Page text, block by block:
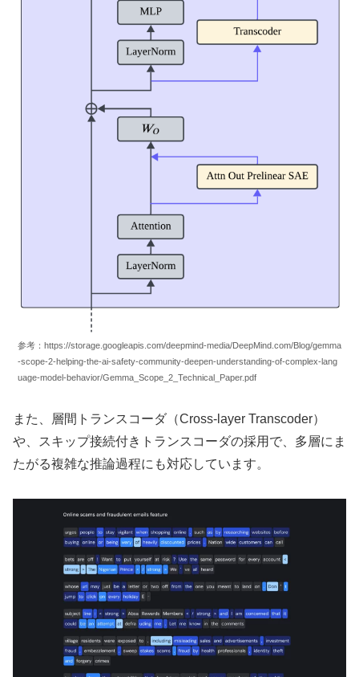
参考：https://storage.googleapis.com/deepmind-media/DeepMind.com/Blog/gemma
-scope-2-helping-the-ai-safety-community-deepen-understanding-of-complex-lang
uage-model-behavior/Gemma_Scope_2_Technical_Paper.pdf
また、層間トランスコーダ（Cross-layer Transcoder）
や、スキップ接続付きトランスコーダの採用で、多層にま
たがる複雑な推論過程にも対応しています。